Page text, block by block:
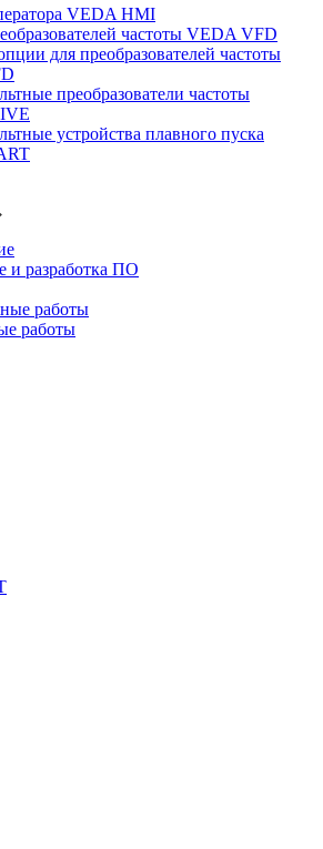
VEDA HMI
частоты VEDA VFD
для преобразователей частоты
преобразователи частоты
устройства плавного пуска
и разработка ПО
работы
работы